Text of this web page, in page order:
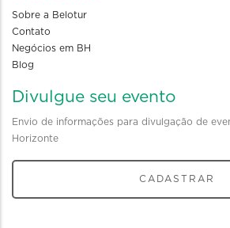
Sobre a Belotur
Contato
Negócios em BH
Blog
Divulgue seu evento
Envio de informações para divulgação de
Horizonte
CADASTRAR